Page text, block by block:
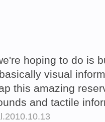
hoping to do is
visual
this amazing
and tactile